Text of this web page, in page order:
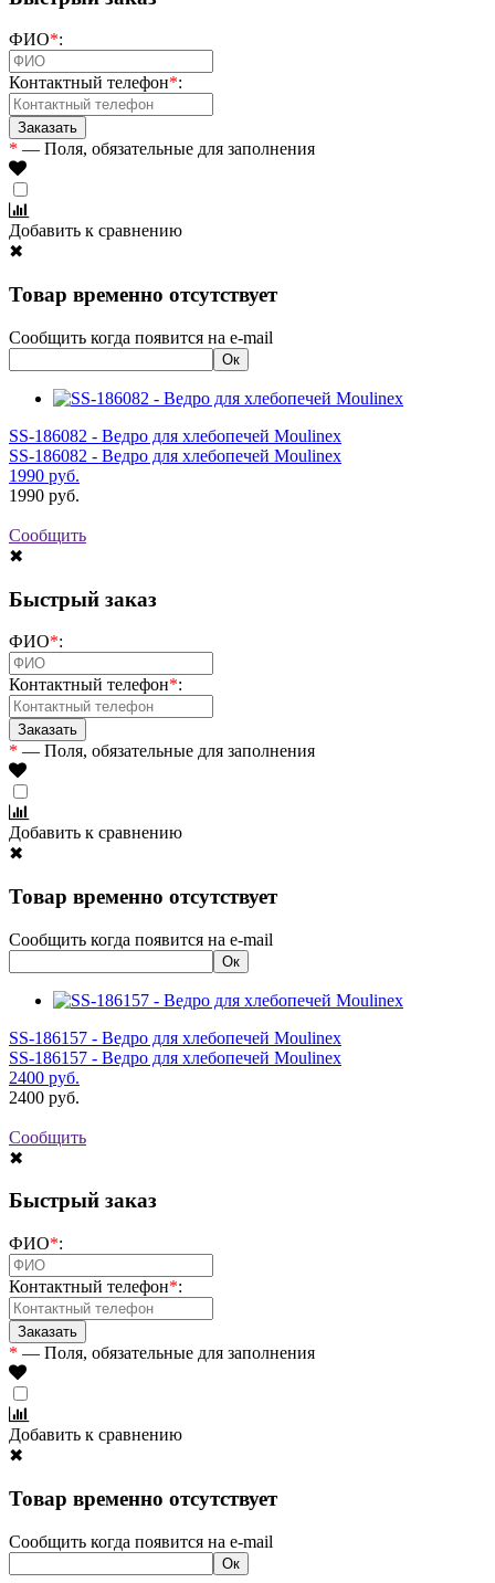
ФИО*:
Контактный телефон*:
* — Поля, обязательные для заполнения
Добавить к сравнению
✖
Товар временно отсутствует
Сообщить когда появится на e-mail
SS-186082 - Ведро для хлебопечей Moulinex
SS-186082 - Ведро для хлебопечей Moulinex
1990 руб.
1990 руб.
Сообщить
✖
Быстрый заказ
ФИО*:
Контактный телефон*:
* — Поля, обязательные для заполнения
Добавить к сравнению
✖
Товар временно отсутствует
Сообщить когда появится на e-mail
SS-186157 - Ведро для хлебопечей Moulinex
SS-186157 - Ведро для хлебопечей Moulinex
2400 руб.
2400 руб.
Сообщить
✖
Быстрый заказ
ФИО*:
Контактный телефон*:
* — Поля, обязательные для заполнения
Добавить к сравнению
✖
Товар временно отсутствует
Сообщить когда появится на e-mail